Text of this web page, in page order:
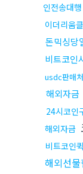
인전송대행
이더리움
돈믹싱당
비트코인
usdc판매처
해외자금
24시코인
해외자금
비트코인
해외선